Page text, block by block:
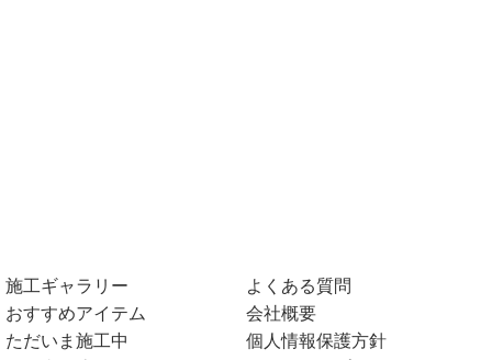
施工ギャラリー
おすすめアイテム
ただいま施工中
よくある質問
会社概要
個人情報保護方針